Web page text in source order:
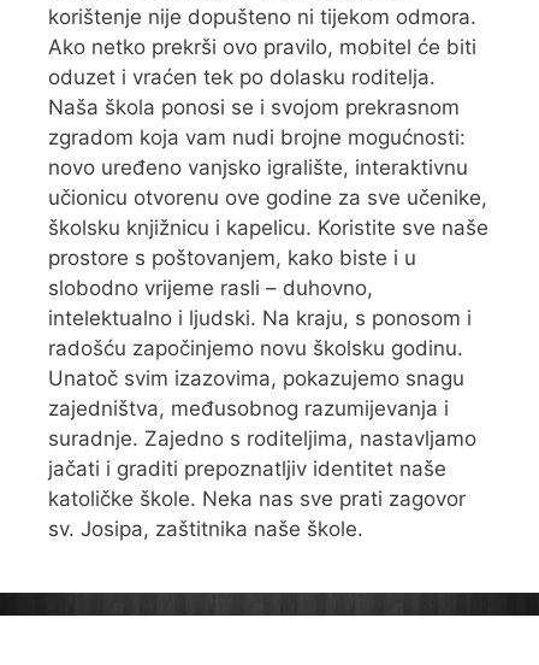
korištenje nije dopušteno ni tijekom odmora.
Ako netko prekrši ovo pravilo, mobitel će biti
oduzet i vraćen tek po dolasku roditelja.
Naša škola ponosi se i svojom prekrasnom
zgradom koja vam nudi brojne mogućnosti:
novo uređeno vanjsko igralište, interaktivnu
učionicu otvorenu ove godine za sve učenike,
školsku knjižnicu i kapelicu. Koristite sve naše
prostore s poštovanjem, kako biste i u
slobodno vrijeme rasli – duhovno,
intelektualno i ljudski. Na kraju, s ponosom i
radošću započinjemo novu školsku godinu.
Unatoč svim izazovima, pokazujemo snagu
zajedništva, međusobnog razumijevanja i
suradnje. Zajedno s roditeljima, nastavljamo
jačati i graditi prepoznatljiv identitet naše
katoličke škole. Neka nas sve prati zagovor
sv. Josipa, zaštitnika naše škole.